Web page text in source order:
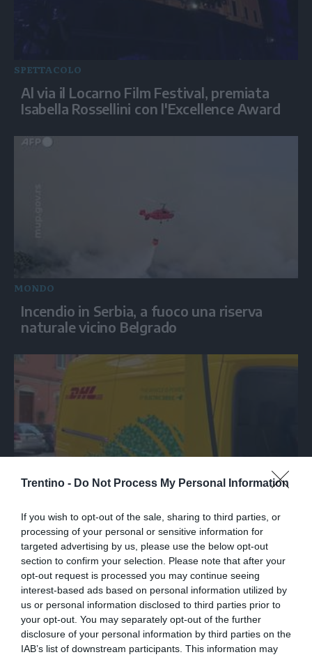
Trentino - Do Not Process My Personal Information
If you wish to opt-out of the sale, sharing to third parties, or
processing of your personal or sensitive information for
targeted advertising by us, please use the below opt-out
section to confirm your selection. Please note that after your
opt-out request is processed you may continue seeing
interest-based ads based on personal information utilized by
us or personal information disclosed to third parties prior to
your opt-out. You may separately opt-out of the further
disclosure of your personal information by third parties on the
IAB’s list of downstream participants. This information may
SPETTACOLO
Al via il Locarno Film Festival, premiata
Isabella Rossellini con l'Excellence Award
MONDO
Incendio in Serbia, a fuoco una riserva
naturale vicino Belgrado
Le canzoni di Guccini sparate a tutto
volume nella strada dove abitava